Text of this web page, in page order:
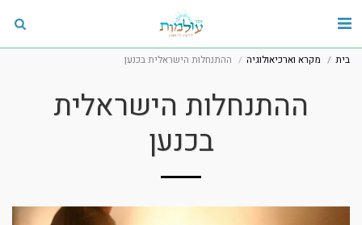
בית מקרא וארכיאולוגיה ההתנחלות הישראלית בכנען
ההתנחלות הישראלית
בכנען